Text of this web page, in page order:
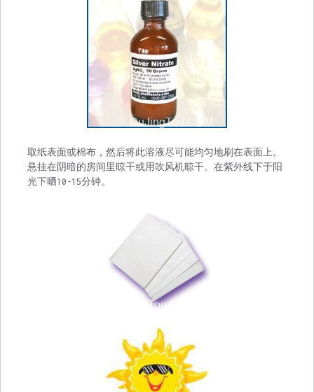
取纸表面或棉布，然后将此溶液尽可能均匀地刷在表面上。
悬挂在阴暗的房间里晾干或用吹风机晾干。在紫外线下于阳
光下晒10-15分钟。